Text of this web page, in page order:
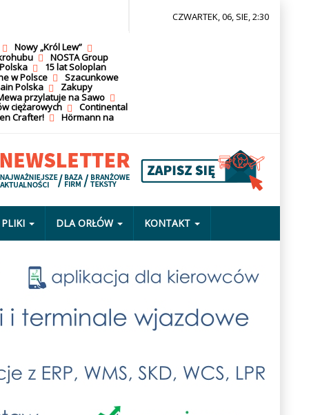
Nowy „Król Lew”
NOSTA Group
15 lat Soloplan
w Polsce
Szacunkowe
Polska
Zakupy
przylatuje na Sawo
ciężarowych
Continental
Crafter!
Hörmann na
CZWARTEK, 06, SIE, 2:30
PLIKI DLA ORŁÓW KONTAKT